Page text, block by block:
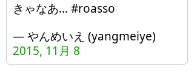
きゃなあ… #roasso
— やんめいえ (yangmeiye)
2015, 11月 8